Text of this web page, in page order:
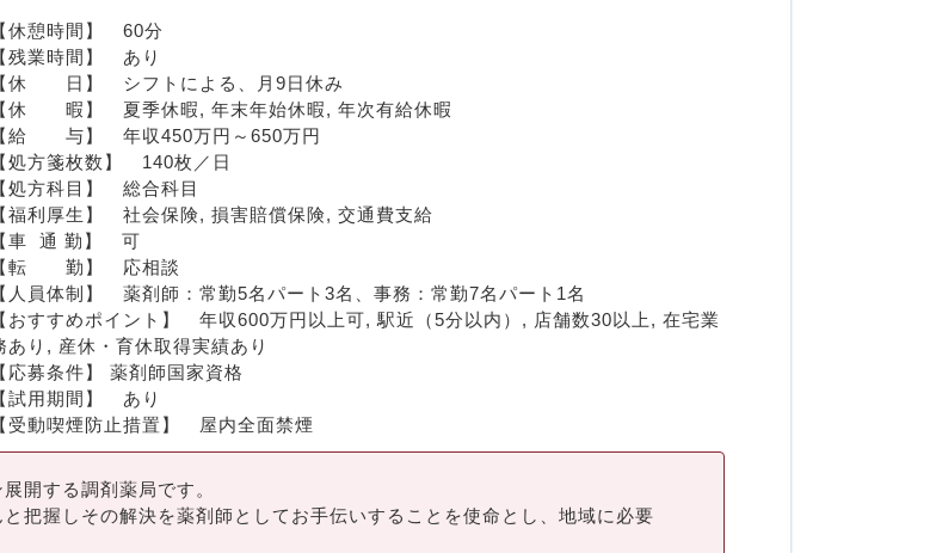
【休憩時間】　60分
【残業時間】　あり
【休　　日】　シフトによる、月9日休み
【休　　暇】　夏季休暇, 年末年始休暇, 年次有給休暇
【給　　与】　年収450万円～650万円
【処方箋枚数】　140枚／日
【処方科目】　総合科目
【福利厚生】　社会保険, 損害賠償保険, 交通費支給
【車  通 勤】　可
【転　　勤】　応相談
【人員体制】　薬剤師：常勤5名パート3名、事務：常勤7名パート1名
【おすすめポイント】　年収600万円以上可, 駅近（5分以内）, 店舗数30以上, 在宅業
あり, 産休・育休取得実績あり
【応募条件】 薬剤師国家資格
【試用期間】　あり
【受動喫煙防止措置】　屋内全面禁煙
開する調剤薬局です。
把握しその解決を薬剤師としてお手伝いすることを使命とし、地域に必要